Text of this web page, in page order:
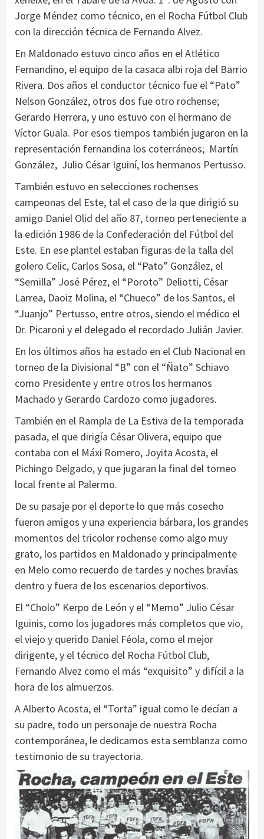
Jorge Méndez como técnico, en el Rocha Fútbol Club
con la dirección técnica de Fernando Alvez.
En Maldonado estuvo cinco años en el Atlético
Fernandino, el equipo de la casaca albi roja del Barrio
Rivera. Dos años el conductor técnico fue el “Pato”
Nelson González, otros dos fue otro rochense;
Gerardo Herrera, y uno estuvo con el hermano de
Víctor Guala. Por esos tiempos también jugaron en la
representación fernandina los coterráneos; Martín
González, Julio César Iguiní, los hermanos Pertusso.
También estuvo en selecciones rochenses
campeonas del Este, tal el caso de la que dirigió su
amigo Daniel Olid del año 87, torneo perteneciente a
la edición 1986 de la Confederación del Fútbol del
Este. En ese plantel estaban figuras de la talla del
golero Celic, Carlos Sosa, el “Pato” González, el
“Semilla” José Pérez, el “Poroto” Deliotti, César
Larrea, Daoiz Molina, el “Chueco” de los Santos, el
“Juanjo” Pertusso, entre otros, siendo el médico el
Dr. Picaroni y el delegado el recordado Julián Javier.
En los últimos años ha estado en el Club Nacional en
torneo de la Divisional “B” con el “Ñato” Schiavo
como Presidente y entre otros los hermanos
Machado y Gerardo Cardozo como jugadores.
También en el Rampla de La Estiva de la temporada
pasada, el que dirigía César Olivera, equipo que
contaba con el Máxi Romero, Joyita Acosta, el
Pichingo Delgado, y que jugaran la final del torneo
local frente al Palermo.
De su pasaje por el deporte lo que más cosecho
fueron amigos y una experiencia bárbara, los grandes
momentos del tricolor rochense como algo muy
grato, los partidos en Maldonado y principalmente
en Melo como recuerdo de tardes y noches bravías
dentro y fuera de los escenarios deportivos.
El “Cholo” Kerpo de León y el “Memo” Julio César
Iguinis, como los jugadores más completos que vio,
el viejo y querido Daniel Féola, como el mejor
dirigente, y el técnico del Rocha Fútbol Club,
Fernando Alvez como el más “exquisito” y difícil a la
hora de los almuerzos.
A Alberto Acosta, el “Torta” igual como le decían a
su padre, todo un personaje de nuestra Rocha
contemporánea, le dedicamos esta semblanza como
testimonio de su trayectoria.